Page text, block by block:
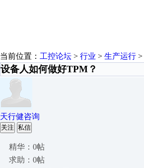
当前位置： 工控论坛 > 行业 > 生产运行 >
设备人如何做好TPM？
天行健咨询
关注 私信
精华：0帖
求助：0帖